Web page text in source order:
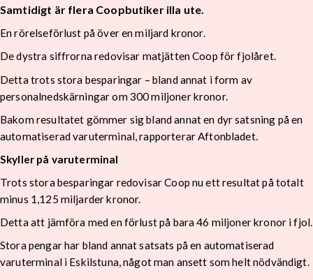
Samtidigt är flera Coopbutiker illa ute.
En rörelseförlust på över en miljard kronor.
De dystra siffrorna redovisar matjätten Coop för fjolåret.
Detta trots stora besparingar – bland annat i form av
personalnedskärningar om 300 miljoner kronor.
Bakom resultatet gömmer sig bland annat en dyr satsning på en
automatiserad varuterminal, rapporterar Aftonbladet.
Skyller på varuterminal
Trots stora besparingar redovisar Coop nu ett resultat på totalt
minus 1,125 miljarder kronor.
Detta att jämföra med en förlust på bara 46 miljoner kronor i fjol.
Stora pengar har bland annat satsats på en automatiserad
varuterminal i Eskilstuna, något man ansett som helt nödvändigt.